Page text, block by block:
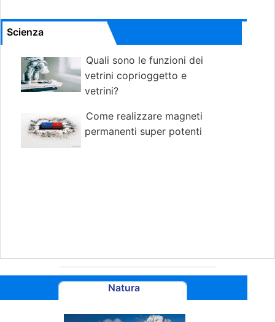
Scienza
Quali sono le funzioni dei
vetrini coprioggetto e
vetrini?
Come realizzare magneti
permanenti super potenti
Natura